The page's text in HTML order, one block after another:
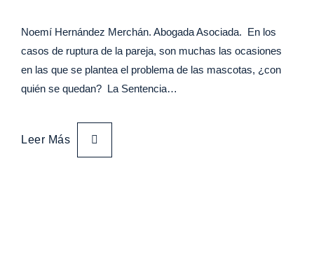
Noemí Hernández Merchán. Abogada Asociada. En los
casos de ruptura de la pareja, son muchas las ocasiones
en las que se plantea el problema de las mascotas, ¿con
quién se quedan? La Sentencia…
Leer Más